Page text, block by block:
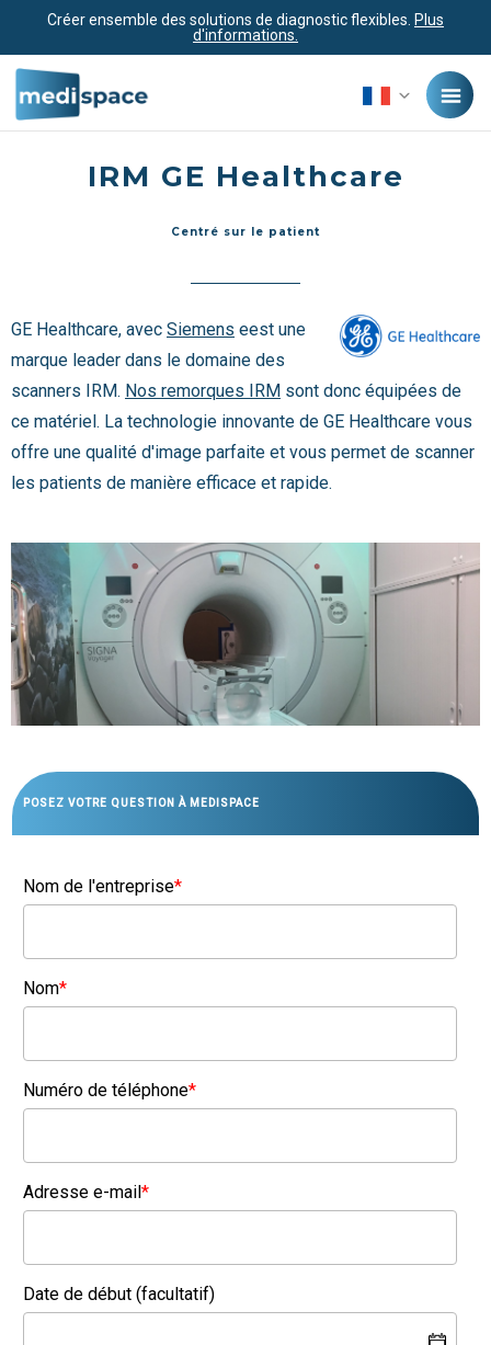
Créer ensemble des solutions de diagnostic flexibles. Plus
d'informations.
IRM GE Healthcare
Centré sur le patient
GE Healthcare, avec Siemens eest une
marque leader dans le domaine des
scanners IRM. Nos remorques IRM sont donc équipées de
ce matériel. La technologie innovante de GE Healthcare vous
offre une qualité d'image parfaite et vous permet de scanner
les patients de manière efficace et rapide.
POSEZ VOTRE QUESTION À MEDISPACE
Nom de l'entreprise*
Nom*
Numéro de téléphone*
Adresse e-mail*
Date de début (facultatif)